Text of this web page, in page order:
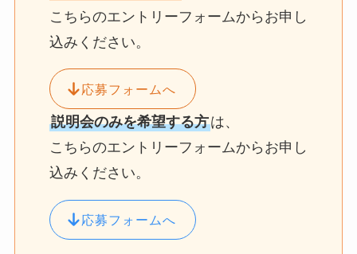
こちらのエントリーフォームからお申し
込みください。
応募フォームへ
説明会のみを希望する方は、
こちらのエントリーフォームからお申し
込みください。
応募フォームへ